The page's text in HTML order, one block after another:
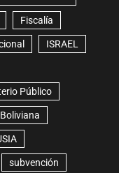
Fiscalía
ISRAEL
Público
subvención